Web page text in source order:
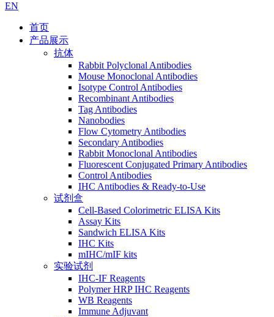
EN
首页
产品展示
抗体
Rabbit Polyclonal Antibodies
Mouse Monoclonal Antibodies
Isotype Control Antibodies
Recombinant Antibodies
Tag Antibodies
Nanobodies
Flow Cytometry Antibodies
Secondary Antibodies
Rabbit Monoclonal Antibodies
Fluorescent Conjugated Primary Antibodies
Control Antibodies
IHC Antibodies & Ready-to-Use
试剂盒
Cell-Based Colorimetric ELISA Kits
Assay Kits
Sandwich ELISA Kits
IHC Kits
mIHC/mIF kits
实验试剂
IHC-IF Reagents
Polymer HRP IHC Reagents
WB Reagents
Immune Adjuvant